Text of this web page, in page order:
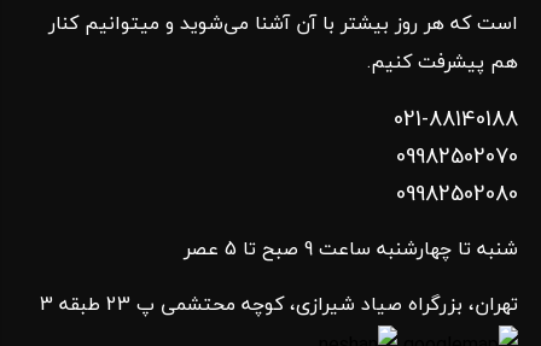
بهتر است از مقاومت 750 کیلو اهم SMD 805 که توان
پایینی دارد، در مدار هایی که دمای بالایی دارند استفاده
پذیری آن افزایش می یابد.
ویژگی مقاومت 750 کیلو اهم SMD 805
نوع مقاومت الکتریکی: ثابت
است که هر روز بیشتر با آن آشنا می‌شوید و میتوانیم کنار
هم پیشرفت کنیم.
021-88140188
09982502070
09982502080
شنبه تا چهارشنبه ساعت 9 صبح تا 5 عصر
تهران، بزرگراه صیاد شیرازی، کوچه محتشمی پ 23 طبقه 3